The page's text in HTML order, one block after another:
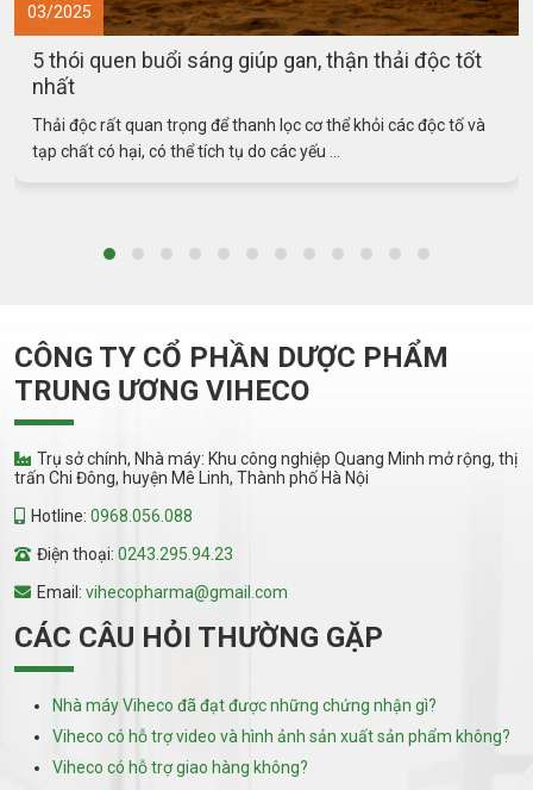
03/2025
Món ăn – bài thuốc hỗ trợ phòng ngừa và điều trị
bệnh sởi
Tăng cường miễn dịch cho trẻ là rất quan trọng để hỗ trợ phòng
ngừa và điều trị bệnh sởi. Dưới đây là một ...
CÔNG TY CỔ PHẦN DƯỢC PHẨM
TRUNG ƯƠNG VIHECO
Trụ sở chính, Nhà máy: Khu công nghiệp Quang Minh mở rộng, thị
trấn Chi Đông, huyện Mê Linh, Thành phố Hà Nội
Hotline: 0968.056.088
Điện thoại: 0243.295.94.23
Email: vihecopharma@gmail.com
CÁC CÂU HỎI THƯỜNG GẶP
Nhà máy Viheco đã đạt được những chứng nhận gì?
Viheco có hỗ trợ video và hình ảnh sản xuất sản phẩm không?
Viheco có hỗ trợ giao hàng không?